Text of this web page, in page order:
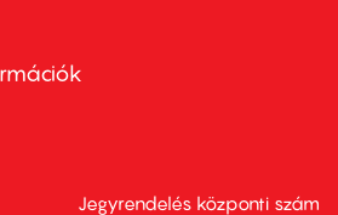
Jegyrendelés központi szám